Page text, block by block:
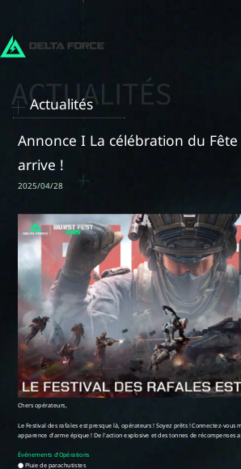
Actualités
Annonce I La célébration du
arrive !
2025/04/28